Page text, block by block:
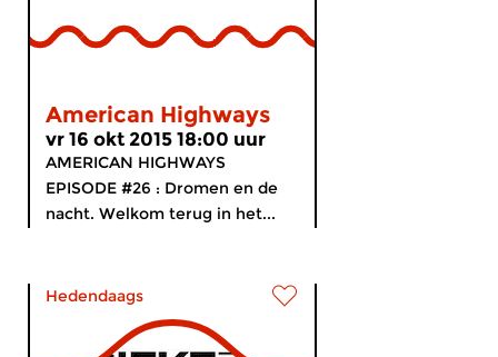
American Highways
vr 16 okt 2015 18:00 uur
AMERICAN HIGHWAYS
EPISODE #26 : Dromen en de
nacht. Welkom terug in het...
Hedendaags